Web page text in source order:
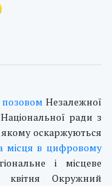
позовом Незалежної
ради з
якому оскаржуються
місця в цифровому
і місцеве
Окружний